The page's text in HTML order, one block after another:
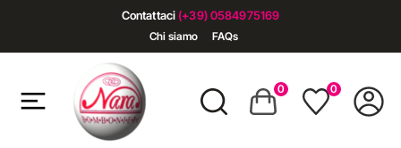
Contattaci (+39) 0584975169
Chi siamo FAQs
0 0